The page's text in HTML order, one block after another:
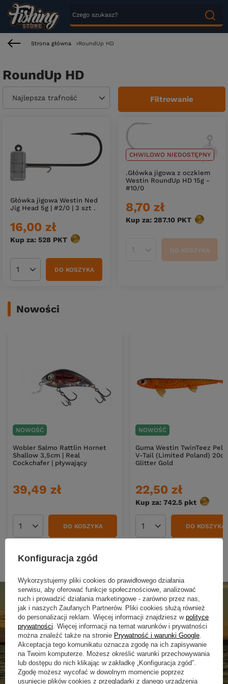
Strona główna RoundUp HD
RoundUp HD
Zmień sortowanie
Najlepsza trafność Filtrowanie
Główka jigowa Westin Ned
Jig Head 5g | #2/0 | 3 szt .
16,00 zł
Kup za: 528 PKT punktów
Ilość produktówDO KOSZYKA
CHWILOWO NIEDOSTĘPNY
.Główka jigowa z oczkiem
Westin RoundUp HD 15g -
#10/0
8,70 zł
Kup za: 287.10 PKT punktów
Ilość produktówDO KOSZYKA
Nowości
NOWOŚĆ
Wobler Salmo Rattlin Hornet
Shallow 3,5cm | Real
Cockchafer | pływający
39,49 zł
Ilość produktówDO KOSZYKA
NOWOŚĆ
Guma Westin TwinTeez
V-Tail (Limited Poland)
Glitter Gold
22,50 zł
Kup za: 742.5 pkt
Ilość produktówDO KOSZYKA
Konfiguracja zgód
Wykorzystujemy pliki cookies do prawidłowego działania
serwisu, aby oferować funkcje społecznościowe, analizować
ruch i prowadzić działania marketingowe - zarówno przez nas,
jak i naszych Zaufanych Partnerów. Pliki cookies służą również
do personalizacji reklam. Więcej informacji znajdziesz w polityce
prywatności . Więcej informacji na temat warunków i prywatności
można znaleźć także na stronie Prywatność i warunki Google
Akceptacja tego komunikatu oznacza zgodę na ich zapisywanie
na Twoim komputerze. Możesz określić warunki przechowywania
lub dostępu do nich klikając w zakładkę „Konfiguracja zgód”.
Zgodę możesz wycofać w dowolnym momencie poprzez
usunięcie plików cookies z przeglądarki z danego urządzenia